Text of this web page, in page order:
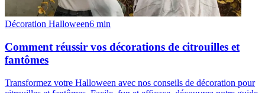
Décoration Halloween6 min
Comment réussir vos décorations de citrouilles et
fantômes
Transformez votre Halloween avec nos conseils de décoration pour